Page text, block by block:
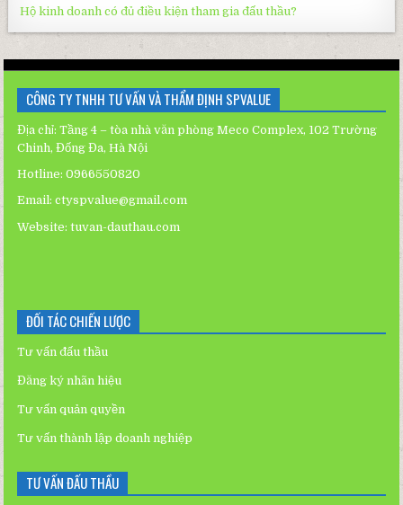
Hộ kinh doanh có đủ điều kiện tham gia đấu thầu?
CÔNG TY TNHH TƯ VẤN VÀ THẨM ĐỊNH SPVALUE
Địa chỉ: Tầng 4 – tòa nhà văn phòng Meco Complex, 102 Trường
Chinh, Đống Đa, Hà Nội
Hotline: 0966550820
Email: ctyspvalue@gmail.com
Website:tuvan-dauthau.com
ĐỐI TÁC CHIẾN LƯỢC
Tư vấn đấu thầu
Đăng ký nhãn hiệu
Tư vấn quản quyền
Tư vấn thành lập doanh nghiệp
TƯ VẤN ĐẤU THẦU